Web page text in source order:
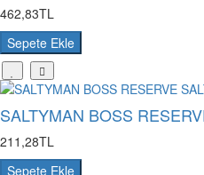
462,83TL
Sepete Ekle
SALTYMAN BOSS
211,28TL
Sepete Ekle